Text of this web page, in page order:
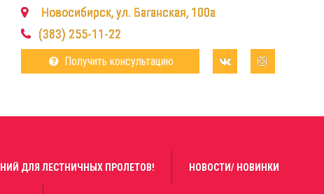
Новосибирск, ул. Баганская, 100а
(383) 255-11-22
Получить консультацию
ДЛЯ ЛЕСТНИЧНЫХ ПРОЛЕТОВ! НОВОСТИ/ НОВИНКИ